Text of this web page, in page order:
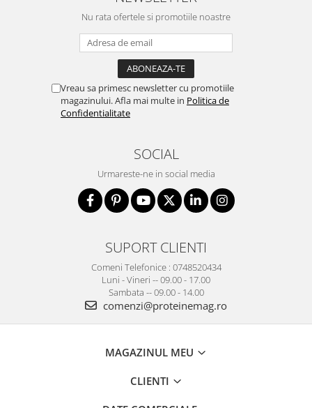
Nu rata ofertele si promotiile noastre
Vreau sa primesc newsletter cu promotiile
magazinului. Afla mai multe in Politica de
Confidentialitate
SOCIAL
Urmareste-ne in social media
SUPORT CLIENTI
Comeni Telefonice : 0748520434
Luni - Vineri -- 09.00 - 17.00
Sambata -- 09.00 - 14.00
comenzi@proteinemag.ro
MAGAZINUL MEU
CLIENTI